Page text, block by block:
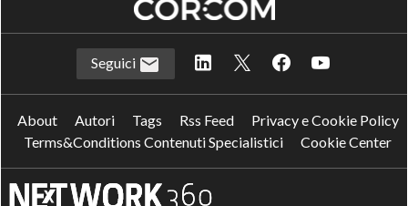
Seguici
About Autori Tags Rss Feed
Privacy e Cookie Policy
Terms&Conditions Contenuti Specialistici
Cookie Center